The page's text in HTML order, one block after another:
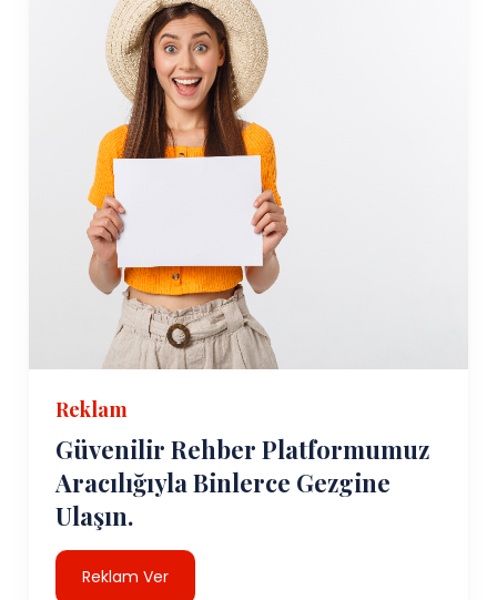
Reklam
Güvenilir Rehber Platformumuz
Aracılığıyla Binlerce Gezgine
Ulaşın.
Reklam Ver